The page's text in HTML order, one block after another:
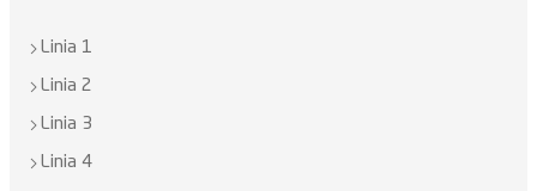
Linia 1
Linia 2
Linia 3
Linia 4